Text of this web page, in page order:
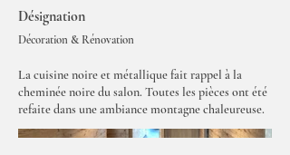
Désignation
Décoration & Rénovation
La cuisine noire et métallique fait rappel à la
cheminée noire du salon. Toutes les pièces ont été
refaite dans une ambiance montagne chaleureuse.